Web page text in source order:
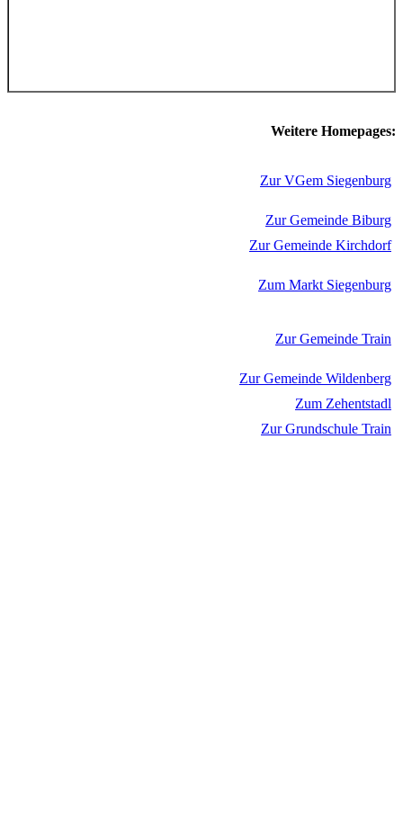
Weitere Homepages:
Zur VGem Siegenburg
Zur Gemeinde Biburg
Zur Gemeinde Kirchdorf
Zum Markt Siegenburg
Zur Gemeinde Train
Zur Gemeinde Wildenberg
Zum Zehentstadl
Zur Grundschule Train